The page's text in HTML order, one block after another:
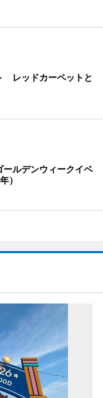
レッドカーペットと
ルデンウィークイベ
）